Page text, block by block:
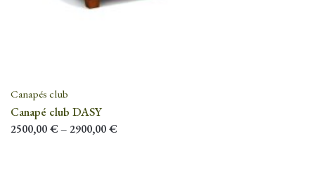
Canapés club
Canapé club DASY
2500,00€–2900,00€